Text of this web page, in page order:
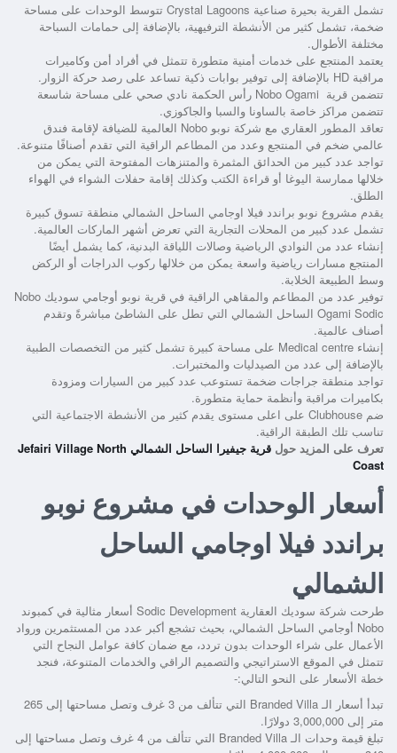
تشمل القرية بحيرة صناعية Crystal Lagoons تتوسط الوحدات على مساحة
ضخمة، تشمل كثير من الأنشطة الترفيهية، بالإضافة إلى حمامات السباحة
مختلفة الأطوال.
يعتمد المنتجع على خدمات أمنية متطورة تتمثل في أفراد أمن وكاميرات
مراقبة HD بالإضافة إلى توفير بوابات ذكية تساعد على رصد حركة الزوار.
تتضمن قرية Nobo Ogami رأس الحكمة
نادي صحي على مساحة شاسعة
تتضمن مراكز خاصة بالساونا والسبا والجاكوزي.
تعاقد المطور العقاري مع شركة نوبو Nobo العالمية للضيافة لإقامة فندق
عالمي ضخم في المنتجع وعدد من المطاعم الراقية التي تقدم أصنافًا متنوعة.
تواجد عدد كبير من الحدائق المثمرة والمتنزهات المفتوحة التي يمكن من
خلالها ممارسة اليوغا أو قراءة الكتب وكذلك إقامة حفلات الشواء في الهواء
الطلق.
يقدم مشروع نوبو براندد فيلا اوجامي الساحل الشمالي منطقة تسوق كبيرة
تشمل عدد كبير من المحلات التجارية التي تعرض أشهر الماركات العالمية.
إنشاء عدد من النوادي الرياضية وصالات اللياقة البدنية، كما يشمل أيضًا
المنتجع مسارات رياضية واسعة يمكن من خلالها ركوب الدراجات أو الركض
وسط الطبيعة الخلابة.
توفير عدد من المطاعم والمقاهي الراقية في
قرية نوبو أوجامي سوديك Nobo
Ogami Sodic الساحل الشمالي
التي تطل على الشاطئ مباشرةً وتقدم
أصناف عالمية.
إنشاء Medical centre على مساحة كبيرة تشمل كثير من التخصصات الطبية
بالإضافة إلى عدد من الصيدليات والمختبرات.
تواجد منطقة جراجات ضخمة تستوعب عدد كبير من السيارات ومزودة
بكاميرات مراقبة وأنظمة حماية متطورة.
ضم Clubhouse على اعلى مستوى يقدم كثير من الأنشطة الاجتماعية التي
تناسب تلك الطبقة الراقية.
تعرف على المزيد حول
قرية جيفيرا الساحل الشمالي Jefairi Village North
Coast
أسعار الوحدات في مشروع نوبو
براندد فيلا اوجامي الساحل
الشمالي
طرحت شركة سوديك العقارية Sodic Development أسعار مثالية في
كمبوند
Nobo أوجامي الساحل الشمالي،
بحيث تشجع أكبر عدد من المستثمرين ورواد
الأعمال على شراء الوحدات بدون تردد، مع ضمان كافة عوامل النجاح التي
تتمثل في الموقع الاستراتيجي والتصميم الراقي والخدمات المتنوعة، فنجد
خطة الأسعار على النحو التالي:-
تبدأ أسعار الـ Branded Villa التي تتألف من 3 غرف وتصل مساحتها إلى 265
متر إلى 3,000,000 دولارًا.
تبلغ قيمة وحدات الـ Branded Villa التي تتألف من 4 غرف وتصل مساحتها إلى